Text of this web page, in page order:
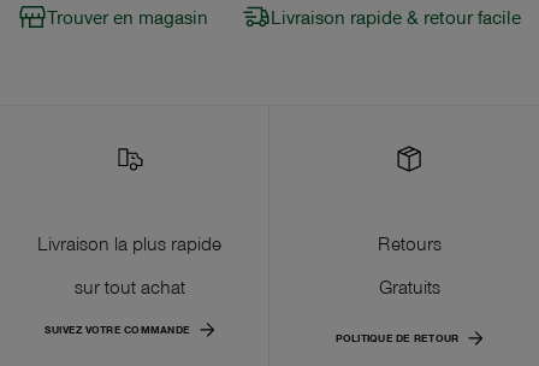
Trouver en magasin Livraison rapide & retour facile
Livraison la plus rapide
sur tout achat
SUIVEZ VOTRE COMMANDE
Retours
Gratuits
POLITIQUE DE RETOUR